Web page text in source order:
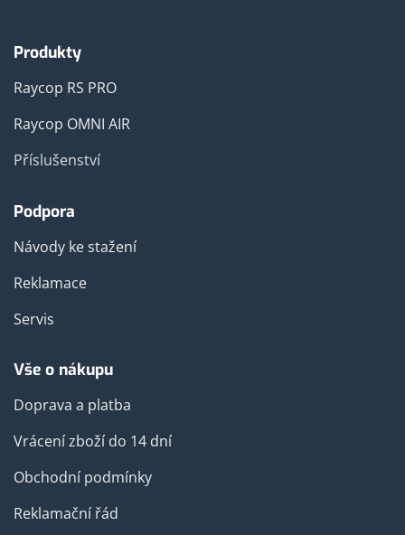
Produkty
Raycop RS PRO
Raycop OMNI AIR
Příslušenství
Podpora
Návody ke stažení
Reklamace
Servis
Vše o nákupu
Doprava a platba
Vrácení zboží do 14 dní
Obchodní podmínky
Reklamační řád